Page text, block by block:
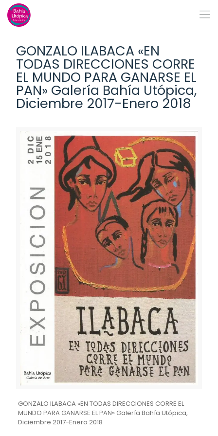
GONZALO ILABACA «EN
TODAS DIRECCIONES CORRE
EL MUNDO PARA GANARSE EL
PAN» Galería Bahía Utópica,
Diciembre 2017-Enero 2018
GONZALO ILABACA «EN TODAS DIRECCIONES CORRE EL
MUNDO PARA GANARSE EL PAN» Galería Bahía Utópica,
Diciembre 2017-Enero 2018